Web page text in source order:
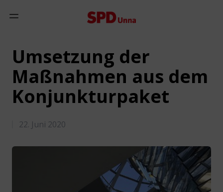
Mobiles Menü anzeigen
Umsetzung der
Maßnahmen aus dem
Konjunkturpaket
22. Juni 2020